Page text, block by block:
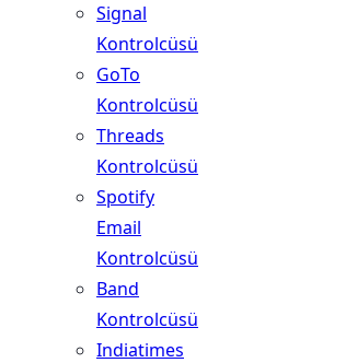
Signal
Kontrolcüsü
GoTo
Kontrolcüsü
Threads
Kontrolcüsü
Spotify
Email
Kontrolcüsü
Band
Kontrolcüsü
Indiatimes